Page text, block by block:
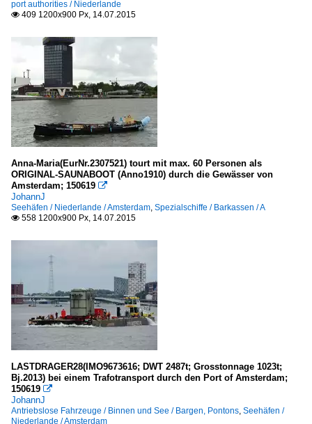
port authorities / Niederlande
 409 1200x900 Px, 14.07.2015
Anna-Maria(EurNr.2307521) tourt mit max. 60 Personen als
ORIGINAL-SAUNABOOT (Anno1910) durch die Gewässer von
Amsterdam; 150619 
JohannJ
Seehäfen / Niederlande / Amsterdam, Spezialschiffe / Barkassen / A
 558 1200x900 Px, 14.07.2015
LASTDRAGER28(IMO9673616; DWT 2487t; Grosstonnage 1023t;
Bj.2013) bei einem Trafotransport durch den Port of Amsterdam;
150619 
JohannJ
Antriebslose Fahrzeuge / Binnen und See / Bargen, Pontons, Seehäfen /
Niederlande / Amsterdam